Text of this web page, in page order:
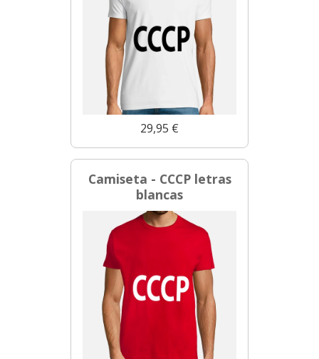
29,95 €
Camiseta - CCCP letras
blancas